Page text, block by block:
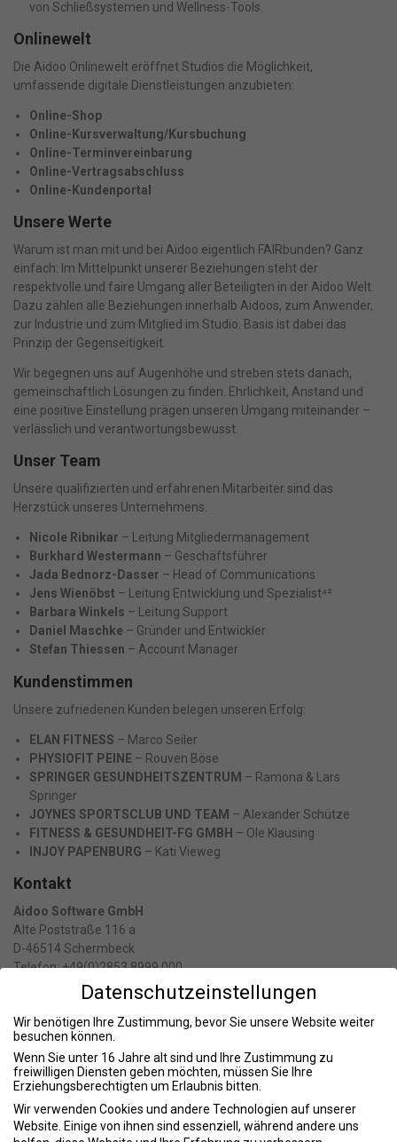
von Schließsystemen und Wellness-Tools.
Onlinewelt
Die Aidoo Onlinewelt eröffnet Studios die Möglichkeit,
umfassende digitale Dienstleistungen anzubieten:
Online-Shop
Online-Kursverwaltung/Kursbuchung
Online-Terminvereinbarung
Online-Vertragsabschluss
Online-Kundenportal
Unsere Werte
Warum ist man mit und bei Aidoo eigentlich FAIRbunden? Ganz
einfach: Im Mittelpunkt unserer Beziehungen steht der
respektvolle und faire Umgang aller Beteiligten in der Aidoo Welt.
Dazu zählen alle Beziehungen innerhalb Aidoos, zum Anwender,
zur Industrie und zum Mitglied im Studio. Basis ist dabei das
Prinzip der Gegenseitigkeit.
Wir begegnen uns auf Augenhöhe und streben stets danach,
gemeinschaftlich Lösungen zu finden. Ehrlichkeit, Anstand und
eine positive Einstellung prägen unseren Umgang miteinander –
verlässlich und verantwortungsbewusst.
Unser Team
Unsere qualifizierten und erfahrenen Mitarbeiter sind das
Herzstück unseres Unternehmens.
Nicole Ribnikar – Leitung Mitgliedermanagement
Burkhard Westermann – Geschäftsführer
Jada Bednorz-Dasser – Head of Communications
Jens Wienöbst – Leitung Entwicklung und Spezialist⁴²
Barbara Winkels – Leitung Support
Daniel Maschke – Gründer und Entwickler
Stefan Thiessen – Account Manager
Kundenstimmen
Unsere zufriedenen Kunden belegen unseren Erfolg:
ELAN FITNESS – Marco Seiler
PHYSIOFIT PEINE – Rouven Böse
SPRINGER GESUNDHEITSZENTRUM – Ramona & Lars
Springer
JOYNES SPORTSCLUB UND TEAM – Alexander Schütze
FITNESS & GESUNDHEIT-FG GMBH – Ole Klausing
INJOY PAPENBURG – Kati Vieweg
Kontakt
Aidoo Software GmbH
Alte Poststraße 116 a
D-46514 Schermbeck
Telefon: +49(0)2853 8999 000
kontakt@aidoo.de
Ansprechpartner:
Geschäftsführer
E-Mail:kuesters@aidoo.de
Telefon: +49(0)2853 8999 001
Jürgen Adams
Datenschutzeinstellungen
Wir benötigen Ihre Zustimmung, bevor Sie unsere Website weiter
besuchen können.
Wenn Sie unter 16 Jahre alt sind und Ihre Zustimmung zu
freiwilligen Diensten geben möchten, müssen Sie Ihre
Erziehungsberechtigten um Erlaubnis bitten.
Wir verwenden Cookies und andere Technologien auf unserer
Website. Einige von ihnen sind essenziell, während andere uns